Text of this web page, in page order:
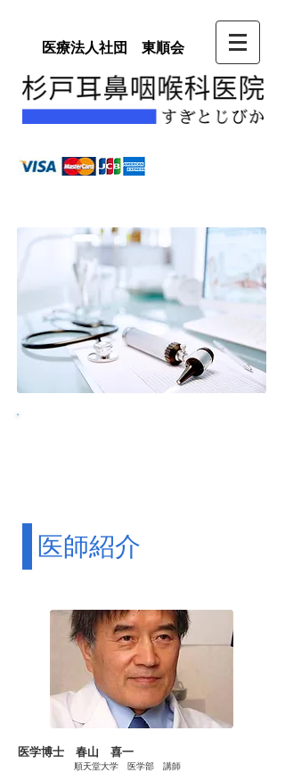
医療法人社団 東順会
医師紹介
医学博士 春山 喜一
順天堂大学 医学部 講師